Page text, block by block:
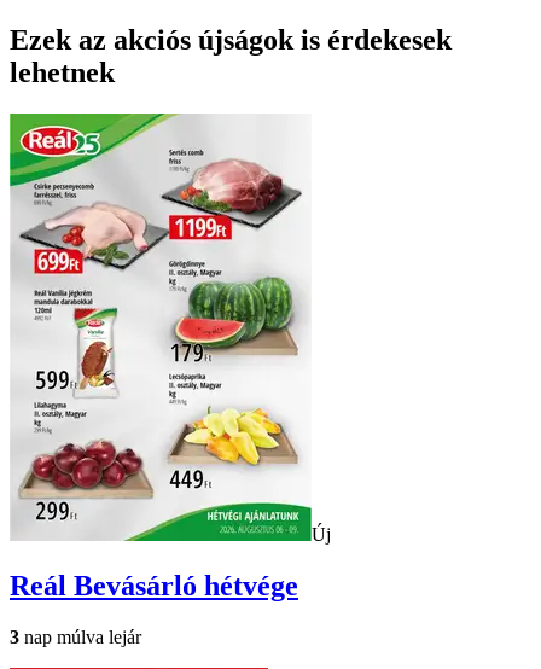
Ezek az akciós újságok is érdekesek
lehetnek
Új
Reál Bevásárló hétvége
3 nap múlva lejár